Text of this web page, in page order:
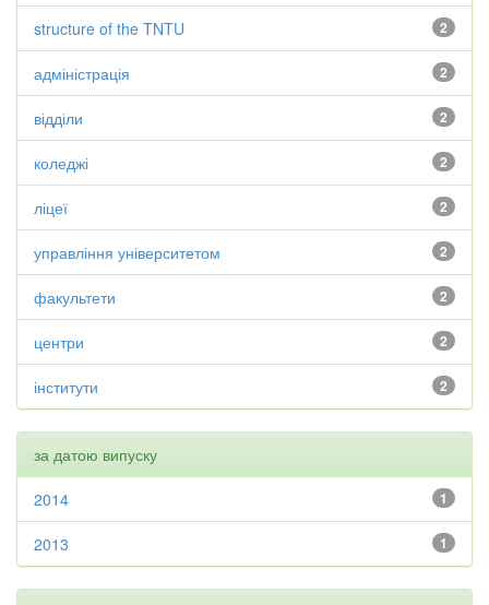
2
structure of the TNTU
2
адміністрація
2
відділи
2
коледжі
2
ліцеї
2
управління університетом
2
факультети
2
центри
2
інститути
за датою випуску
1
2014
1
2013